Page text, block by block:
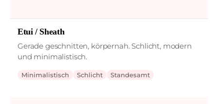
Etui / Sheath
Gerade geschnitten, körpernah. Schlicht, modern
und minimalistisch.
Minimalistisch Schlicht Standesamt